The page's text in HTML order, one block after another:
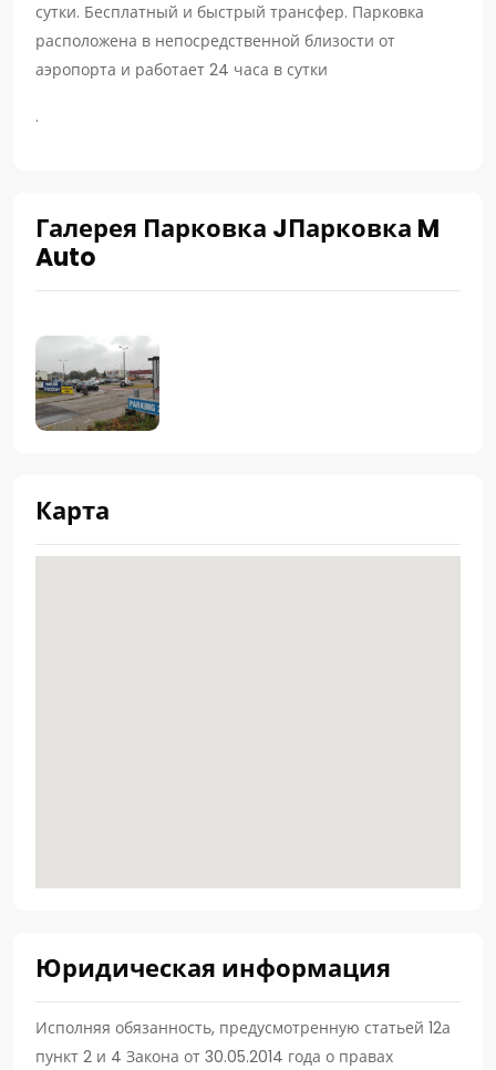
сутки. Бесплатный и быстрый трансфер. Парковка
расположена в непосредственной близости от
аэропорта и работает 24 часа в сутки
.
Галерея Парковка JПарковка M
Auto
Карта
Юридическая информация
Исполняя обязанность, предусмотренную статьей 12а
пункт 2 и 4 Закона от 30.05.2014 года о правах